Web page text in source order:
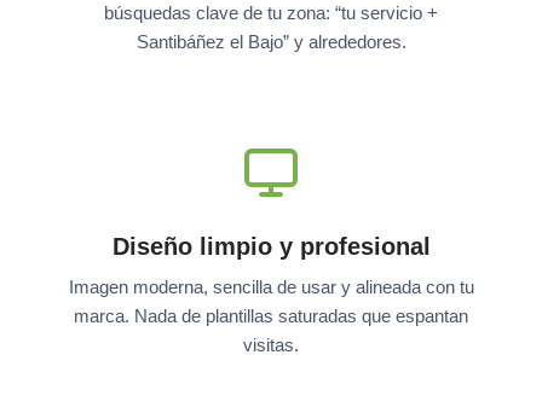
búsquedas clave de tu zona: “tu servicio +
Santibáñez el Bajo” y alrededores.
Diseño limpio y profesional
Imagen moderna, sencilla de usar y alineada con tu
marca. Nada de plantillas saturadas que espantan
visitas.